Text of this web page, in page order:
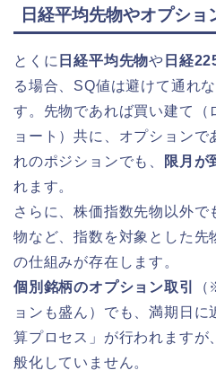
日経平均先物やオプシ
とくに 日経平均先物や 日経
る場合、SQ値は避けて通れ
す。先物であれば買い建て（
ョート）共に、オプション
れのポジションでも、
限月が
れます。
さらに、株価指数先物以外
物など、指数を対象とした先
の仕組みが存在します。
個別銘柄のオプション取引
ョンも盛ん）でも、満期日
算プロセス」が行われますが
般化していません。